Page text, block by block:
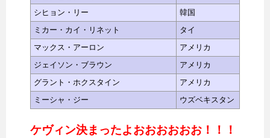
シヒョン・リー
韓国
ミカー・カイ・リネット
タイ
マックス・アーロン
アメリカ
ジェイソン・ブラウン
アメリカ
グラント・ホクスタイン
アメリカ
ミーシャ・ジー
ウズベキスタン
ケヴィン決まったよおおおおおお！！！